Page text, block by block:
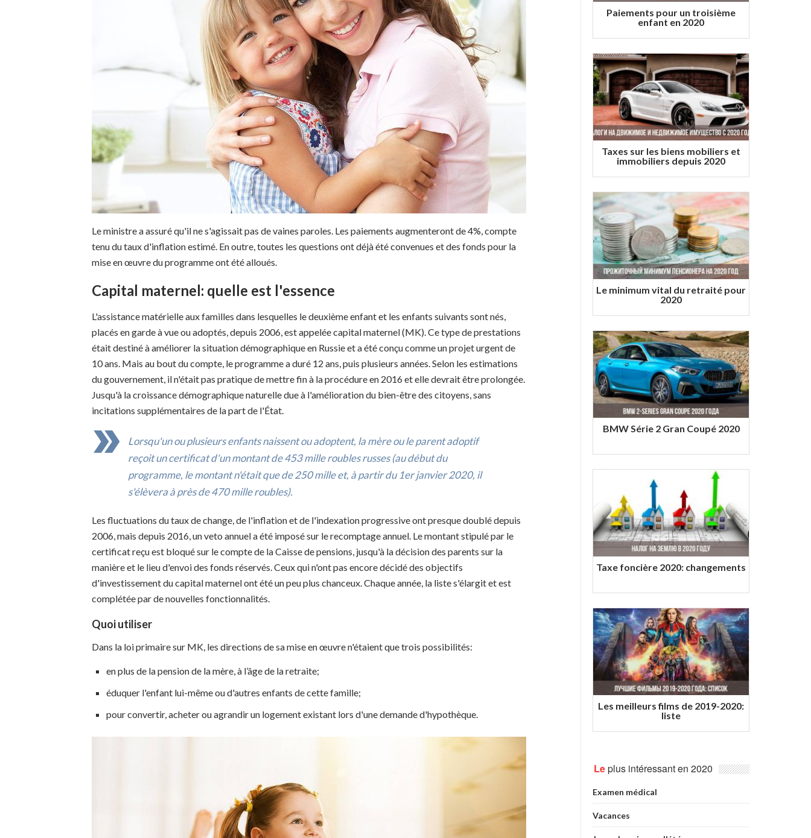
Le ministre a assuré qu'il ne s'agissait pas de vaines paroles. Les paiements augmenteront de 4%, compte
tenu du taux d'inflation estimé. En outre, toutes les questions ont déjà été convenues et des fonds pour la
mise en œuvre du programme ont été alloués.
Capital maternel: quelle est l'essence
L'assistance matérielle aux familles dans lesquelles le deuxième enfant et les enfants suivants sont nés,
placés en garde à vue ou adoptés, depuis 2006, est appelée capital maternel (MK). Ce type de prestations
était destiné à améliorer la situation démographique en Russie et a été conçu comme un projet urgent de
10 ans. Mais au bout du compte, le programme a duré 12 ans, puis plusieurs années. Selon les estimations
du gouvernement, il n'était pas pratique de mettre fin à la procédure en 2016 et elle devrait être prolongée.
Jusqu'à la croissance démographique naturelle due à l'amélioration du bien-être des citoyens, sans
incitations supplémentaires de la part de l'État.
Lorsqu'un ou plusieurs enfants naissent ou adoptent, la mère ou le parent adoptif
reçoit un certificat d'un montant de 453 mille roubles russes (au début du
programme, le montant n'était que de 250 mille et, à partir du 1er janvier 2020, il
s'élèvera à près de 470 mille roubles).
Les fluctuations du taux de change, de l'inflation et de l'indexation progressive ont presque doublé depuis
2006, mais depuis 2016, un veto annuel a été imposé sur le recomptage annuel. Le montant stipulé par le
certificat reçu est bloqué sur le compte de la Caisse de pensions, jusqu'à la décision des parents sur la
manière et le lieu d'envoi des fonds réservés. Ceux qui n'ont pas encore décidé des objectifs
d'investissement du capital maternel ont été un peu plus chanceux. Chaque année, la liste s'élargit et est
complétée par de nouvelles fonctionnalités.
Quoi utiliser
Dans la loi primaire sur MK, les directions de sa mise en œuvre n'étaient que trois possibilités:
en plus de la pension de la mère, à l’âge de la retraite;
éduquer l'enfant lui-même ou d'autres enfants de cette famille;
pour convertir, acheter ou agrandir un logement existant lors d'une demande d'hypothèque.
Paiements pour un troisième
enfant en 2020
Taxes sur les biens mobiliers et
immobiliers depuis 2020
Le minimum vital du retraité pour
2020
BMW Série 2 Gran Coupé 2020
Taxe foncière 2020: changements
Les meilleurs films de 2019-2020:
liste
Leplus intéressant en 2020
Examen médical
Vacances